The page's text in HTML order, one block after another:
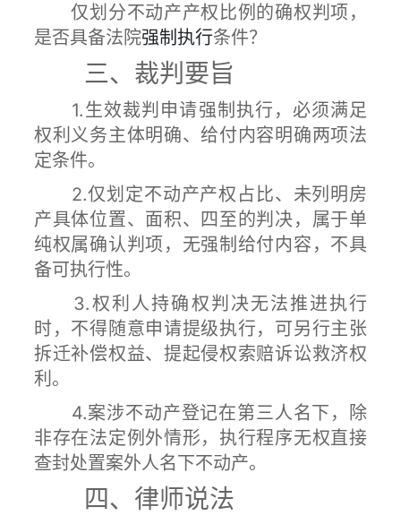
仅划分不动产产权比例的确权判项，
是否具备法院强制执行条件？
三、裁判要旨
1.生效裁判申请强制执行，必须满足
权利义务主体明确、给付内容明确两项法
定条件。
2.仅划定不动产产权占比、未列明房
产具体位置、面积、四至的判决，属于单
纯权属确认判项，无强制给付内容，不具
备可执行性。
3.权利人持确权判决无法推进执行
时，不得随意申请提级执行，可另行主张
拆迁补偿权益、提起侵权索赔诉讼救济权
利。
4.案涉不动产登记在第三人名下，除
非存在法定例外情形，执行程序无权直接
查封处置案外人名下不动产。
四、律师说法